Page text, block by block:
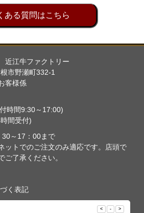
ある質問はこちら
江牛ファクトリー
市野瀬町332-1
客様係
時間9:30～17:00)
間受付)
～17：00まで
ットでのご注文のみ適応です。店頭で
ご了承ください。
く表記